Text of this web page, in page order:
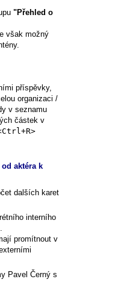
"Přehled o
však možný
příspěvky,
organizaci /
v seznamu
částek v
aktéra k
dalších karet
interního
promítnout v
Pavel Černý s